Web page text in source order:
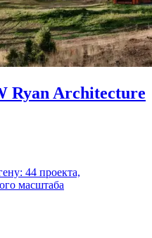
Ryan Architecture
44 проекта,
масштаба